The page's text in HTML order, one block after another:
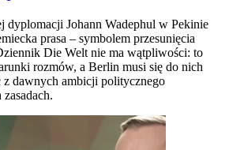
dyplomacji Johann Wadephul w Pekinie
prasa – symbolem przesunięcia
Die Welt nie ma wątpliwości: to
rozmów, a Berlin musi się do nich
z dawnych ambicji politycznego